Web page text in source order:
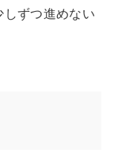
しずつ進めない